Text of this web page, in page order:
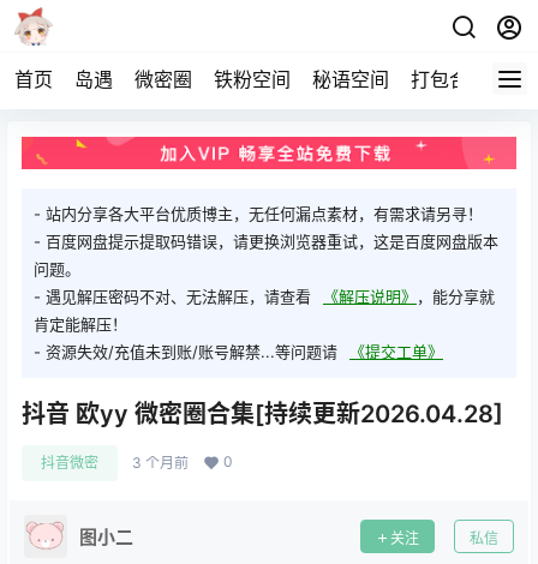
首页 岛遇 微密圈 铁粉空间 秘语空间 打包合集 关
- 站内分享各大平台优质博主，无任何漏点素材，有需求请另寻！
- 百度网盘提示提取码错误，请更换浏览器重试，这是百度网盘版本
问题。
- 遇见解压密码不对、无法解压，请查看
《解压说明》 ，能分享就
肯定能解压！
- 资源失效/充值未到账/账号解禁...等问题请
《提交工单》
抖音 欧yy 微密圈合集[持续更新2026.04.28]
抖音微密 3 个月前 0
图小二 关注 私信